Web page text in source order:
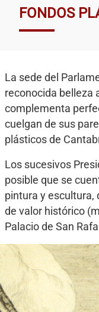
FONDOS
La sede del
reconocida belleza
complementa
cuelgan de sus
plásticos de
Los sucesivos
posible que se
pintura y escultura,
de valor histórico
Palacio de San